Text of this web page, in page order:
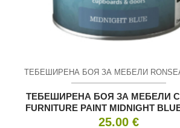
ТЕБЕШИРЕНА БОЯ ЗА МЕБЕЛИ
FURNITURE PAINT MIDNIGHT
25.00€